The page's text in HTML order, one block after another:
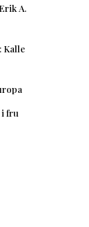
A.
Kalle
i fru